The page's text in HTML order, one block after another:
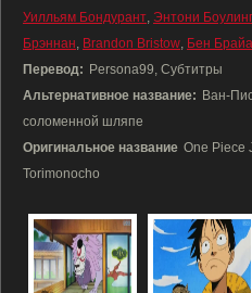
Уилльям Бондурант, Энтони Боулинг
Брэннан, Brandon Bristow, Бен
Перевод: Persona99, Субтитры
Альтернативное название: Ван-
соломенной шляпе
Оригинальное название One Piece
Torimonocho